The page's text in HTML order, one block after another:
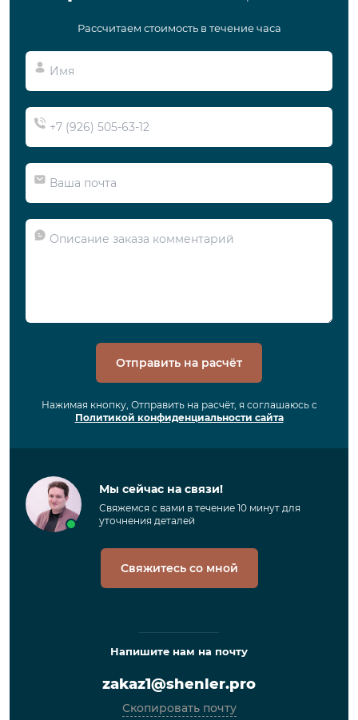
Рассчитаем стоимость в течение часа
Отправить на расчёт
Нажимая кнопку, Отправить на расчёт, я соглашаюсь с
Политикой конфиденциальности сайта
Мы сейчас на связи!
Свяжемся с вами в течение 10 минут для
уточнения деталей
Свяжитесь со мной
Напишите нам на почту
zakaz1@shenler.pro
Скопировать почту